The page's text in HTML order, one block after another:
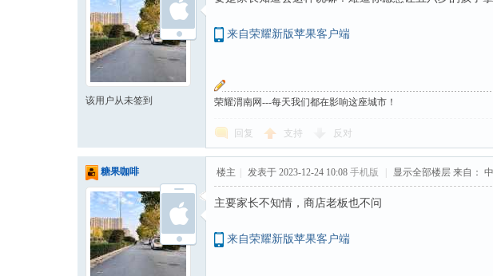
该用户从未签到
来自荣耀新版苹果客户端
荣耀渭南网---每天我们都在影响这座城市！
回复 支持 反对
糖果咖啡 楼主 发表于 2023-12-24 10:08 手机版 显示全部楼层 来自：
主要家长不知情，商店老板也不问
来自荣耀新版苹果客户端